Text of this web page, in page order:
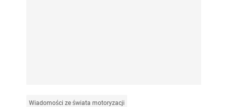
Wiadomości ze świata motoryzacji